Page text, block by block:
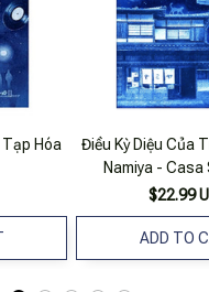
Tạp Hóa
Điều Kỳ Diệu Của
Namiya - Casa
$22.99
ADD TO